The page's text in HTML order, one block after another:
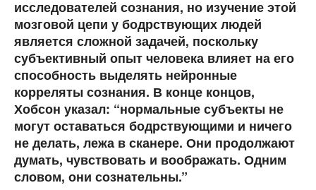
исследователей сознания, но изучение этой
мозговой цепи у бодрствующих людей
является сложной задачей, поскольку
субъективный опыт человека влияет на его
способность выделять нейронные
корреляты сознания. В конце концов,
Хобсон указал: “нормальные субъекты не
могут оставаться бодрствующими и ничего
не делать, лежа в сканере. Они продолжают
думать, чувствовать и воображать. Одним
словом, они сознательны.”